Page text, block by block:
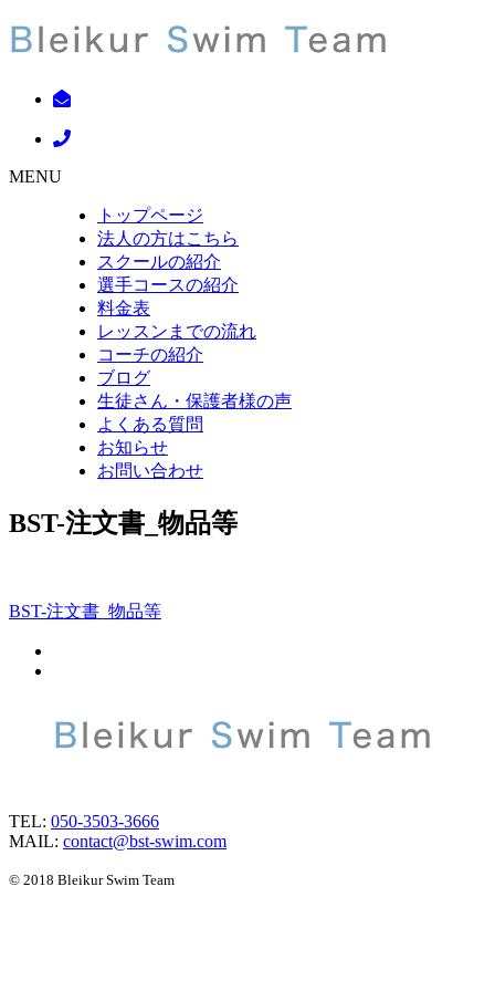
MENU
トップページ
法人の方はこちら
スクールの紹介
選手コースの紹介
料金表
レッスンまでの流れ
コーチの紹介
ブログ
生徒さん・保護者様の声
よくある質問
お知らせ
お問い合わせ
BST-注文書_物品等
BST-注文書_物品等
TEL: 050-3503-3666
MAIL: contact@bst-swim.com
© 2018 Bleikur Swim Team